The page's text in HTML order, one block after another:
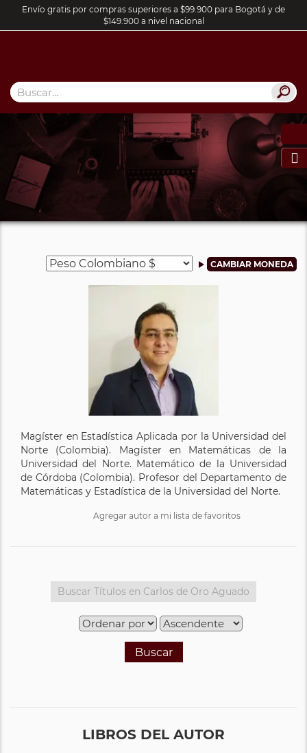
Envío gratis por compras superiores a $99.900 para Bogotá y de
$149.900 a nivel nacional

Magíster en Estadística Aplicada por la Universidad del
Norte (Colombia). Magíster en Matemáticas de la
Universidad del Norte. Matemático de la Universidad
de Córdoba (Colombia). Profesor del Departamento de
Matemáticas y Estadística de la Universidad del Norte.
Agregar autor a mi lista de favoritos
Buscar
LIBROS DEL AUTOR